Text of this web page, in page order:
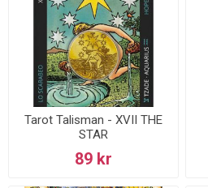
Tarot Talisman - XVII THE
STAR
89 kr